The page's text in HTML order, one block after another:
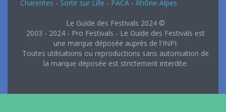
Charentes - Sortir sur Lille - PACA - Rhône-Alpes
Le Guide des Festivals 2024 ©
2003 - 2024 - Pro Festivals - Le Guide des Festivals est
une marque déposée auprès de l'INPI.
Toutes utilisations ou reproductions sans autorisation de
la marque déposée est strictement interdite.